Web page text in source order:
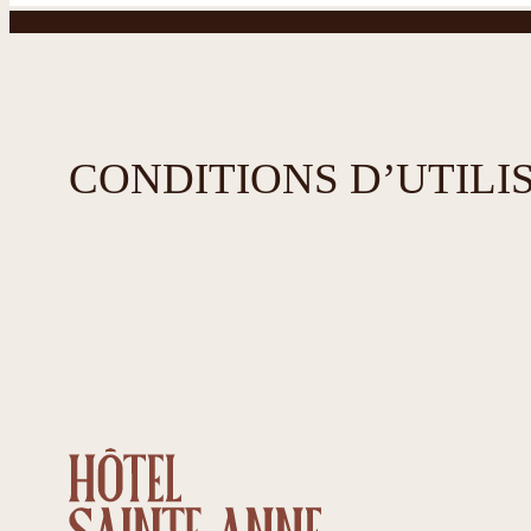
CONDITIONS